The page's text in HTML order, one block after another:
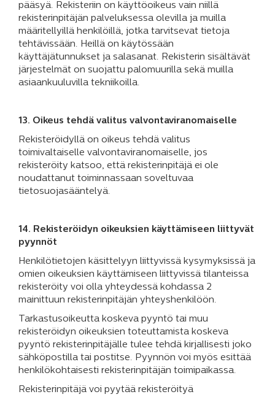
pääsyä. Rekisteriin on käyttöoikeus vain niillä
rekisterinpitäjän palveluksessa olevilla ja muilla
määritellyillä henkilöillä, jotka tarvitsevat tietoja
tehtävissään. Heillä on käytössään
käyttäjätunnukset ja salasanat. Rekisterin sisältävät
järjestelmät on suojattu palomuurilla sekä muilla
asiaankuuluvilla tekniikoilla.
13. Oikeus tehdä valitus valvontaviranomaiselle
Rekisteröidyllä on oikeus tehdä valitus
toimivaltaiselle valvontaviranomaiselle, jos
rekisteröity katsoo, että rekisterinpitäjä ei ole
noudattanut toiminnassaan soveltuvaa
tietosuojasääntelyä.
14. Rekisteröidyn oikeuksien käyttämiseen liittyvät
pyynnöt
Henkilötietojen käsittelyyn liittyvissä kysymyksissä ja
omien oikeuksien käyttämiseen liittyvissä tilanteissa
rekisteröity voi olla yhteydessä kohdassa 2
mainittuun rekisterinpitäjän yhteyshenkilöön.
Tarkastusoikeutta koskeva pyyntö tai muu
rekisteröidyn oikeuksien toteuttamista koskeva
pyyntö rekisterinpitäjälle tulee tehdä kirjallisesti joko
sähköpostilla tai postitse. Pyynnön voi myös esittää
henkilökohtaisesti rekisterinpitäjän toimipaikassa.
Rekisterinpitäjä voi pyytää rekisteröityä